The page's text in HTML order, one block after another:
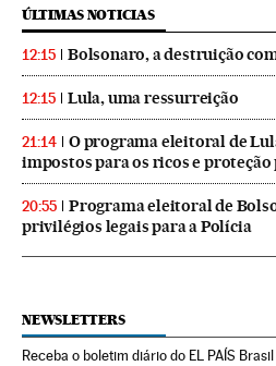
ÚLTIMAS NOTICIAS
12:15 Bolsonaro, a destruição
12:15 Lula, uma ressurreição
21:14
O programa eleitoral de
impostos para os ricos e
20:55
Programa eleitoral de
privilégios legais para a Polícia
NEWSLETTERS
Receba o boletim diário do EL PAÍS Brasil